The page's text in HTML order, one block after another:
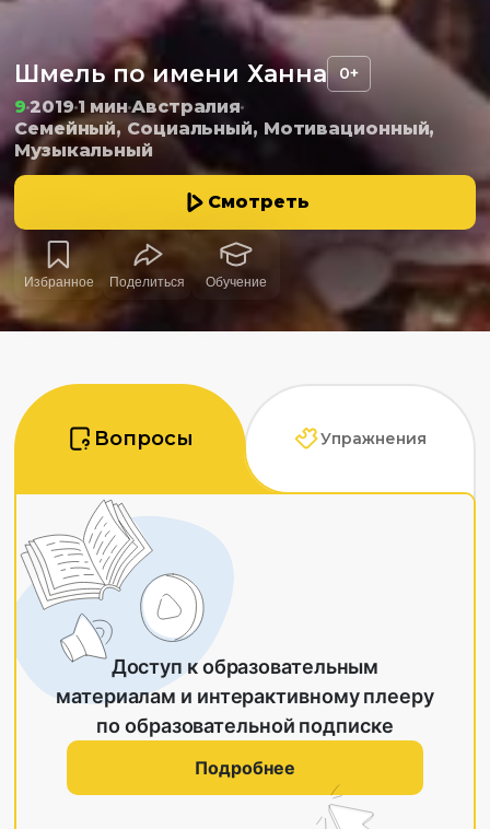
Шмель по имени Ханна 0+
9 20191 минАвстралия
Семейный, Социальный, Мотивационный,
Музыкальный
Смотреть
Избранное Поделиться Обучение
Вопросы Упражнения
Доступ к образовательным
материалам и интерактивному плееру
по образовательной подписке
Подробнее